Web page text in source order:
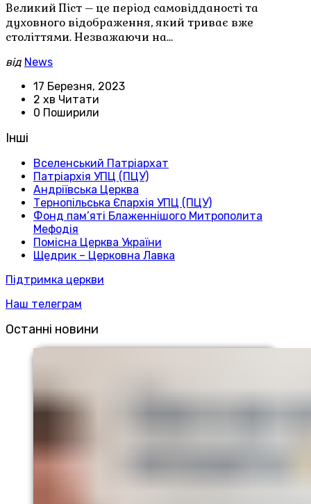
Великий Піст – це період самовідданості та
духовного відображення, який триває вже
століттями. Незважаючи на…
від News
17 Березня, 2023
2 хв Читати
0 Поширили
Інші
Вселенський Патріархат
Патріархія УПЦ (ПЦУ)
Андріївська Церква
Тернопільська Єпархія УПЦ (ПЦУ)
Фонд пам’яті Блаженнішого Митрополита
Мефодія
Помісна Церква України
Щедрик – Церковна Лавка
Підтримка церкви
Наш телеграм
Останні новини